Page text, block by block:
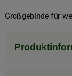
Großgebinde für